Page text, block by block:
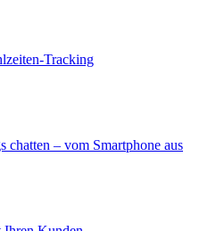
Tracking
chatten – vom Smartphone aus